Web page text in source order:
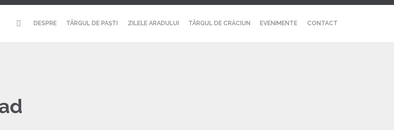
DESPRE TÂRGUL DE PAȘTI ZILELE ARADULUI TÂRGUL DE CRĂCIUN EVENIMENTE CONTACT